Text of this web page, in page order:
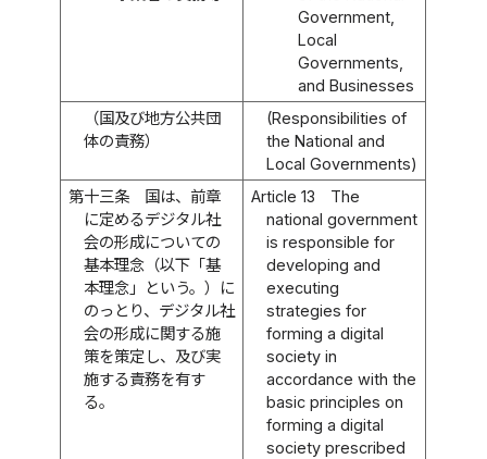
Government,
Local
Governments,
and Businesses
（国及び地方公共団
体の責務）
(Responsibilities of
the National and
Local Governments)
第十三条
国は、前章
に定めるデジタル社
会の形成についての
基本理念（以下「基
本理念」という。）に
のっとり、デジタル社
会の形成に関する施
策を策定し、及び実
施する責務を有す
る。
Article 13
The
national government
is responsible for
developing and
executing
strategies for
forming a digital
society in
accordance with the
basic principles on
forming a digital
society prescribed